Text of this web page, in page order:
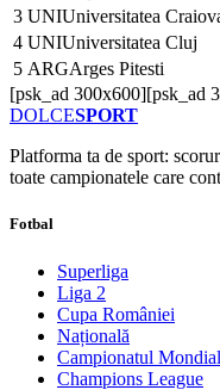
3 UNIUniversitatea
4 UNIUniversitatea Cluj
5 ARGArges Pitesti
[psk_ad 300x600][psk_ad
DOLCESPORT
Platforma ta de sport:
toate campionatele care
Fotbal
Superliga
Liga 2
Cupa României
Națională
Campionatul
Champions League